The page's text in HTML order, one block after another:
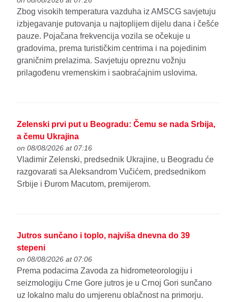
Zbog visokih temperatura vazduha iz AMSCG savjetuju
izbjegavanje putovanja u najtoplijem dijelu dana i češće
pauze. Pojačana frekvencija vozila se očekuje u
gradovima, prema turističkim centrima i na pojedinim
graničnim prelazima. Savjetuju opreznu vožnju
prilagođenu vremenskim i saobraćajnim uslovima.
Zelenski prvi put u Beogradu: Čemu se nada Srbija,
a čemu Ukrajina
on 08/08/2026 at 07:16
Vladimir Zelenski, predsednik Ukrajine, u Beogradu će
razgovarati sa Aleksandrom Vučićem, predsednikom
Srbije i Đurom Macutom, premijerom.
Jutros sunčano i toplo, najviša dnevna do 39
stepeni
on 08/08/2026 at 07:06
Prema podacima Zavoda za hidrometeorologiju i
seizmologiju Crne Gore jutros je u Crnoj Gori sunčano
uz lokalno malu do umjerenu oblačnost na primorju.